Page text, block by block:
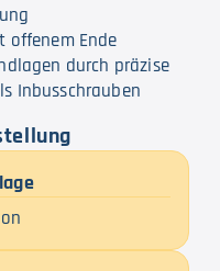
offenem Ende
durch präzise
Inbusschrauben